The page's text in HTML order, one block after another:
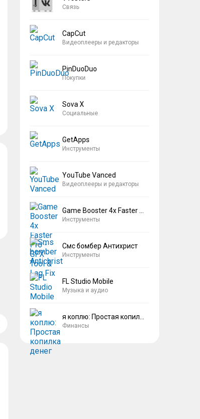
Связь
CapCut
Видеоплееры и редакторы
PinDuoDuo
Покупки
Sova X
Социальные
GetApps
Инструменты
YouTube Vanced
Видеоплееры и редакторы
Инструменты
Смс бомбер Антихрист
Инструменты
FL Studio Mobile
Музыка и аудио
Финансы